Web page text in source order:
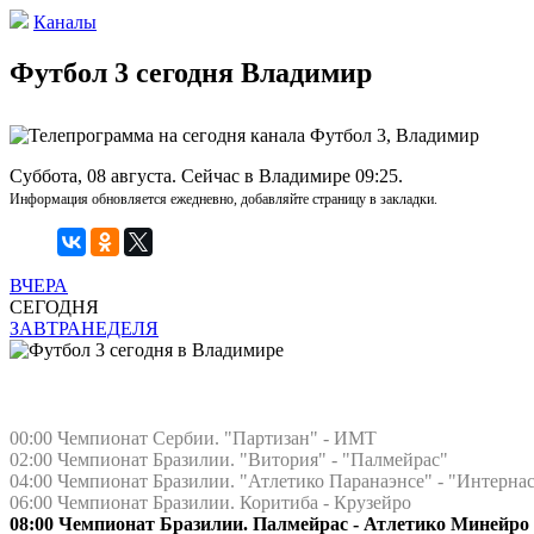
Каналы
Футбол 3 сегодня Владимир
Суббота, 08 августа. Сейчас в Владимире 09:25.
Информация обновляется ежедневно, добавляйте страницу в закладки.
ВЧЕРА
СЕГОДНЯ
ЗАВТРАНЕДЕЛЯ
00:00 Чемпионат Сербии. "Партизан" - ИМТ
02:00 Чемпионат Бразилии. "Витория" - "Палмейрас"
04:00 Чемпионат Бразилии. "Атлетико Паранаэнсе" -
06:00 Чемпионат Бразилии. Коритиба - Крузейро
08:00 Чемпионат Бразилии. Палмейрас - Атлетико Минейро